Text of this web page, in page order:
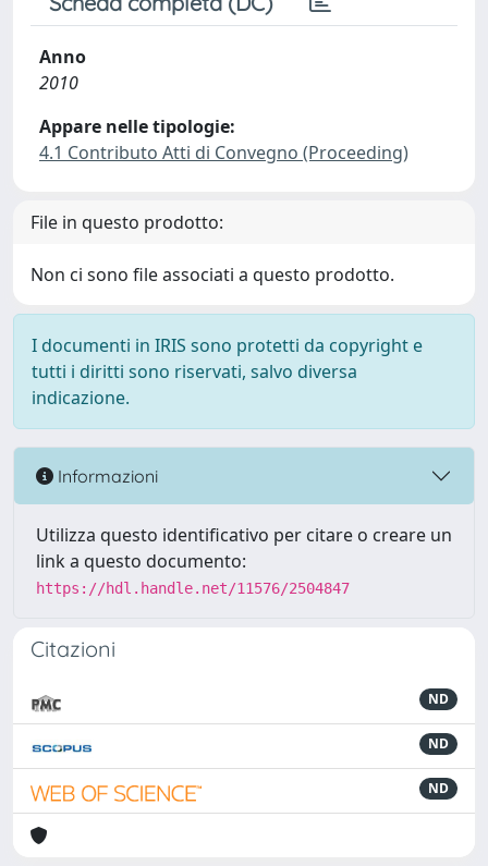
Anno
2010
Appare nelle tipologie:
4.1 Contributo Atti di Convegno (Proceeding)
File in questo prodotto:
Non ci sono file associati a questo prodotto.
I documenti in IRIS sono protetti da copyright e
tutti i diritti sono riservati, salvo diversa
indicazione.
Informazioni
Utilizza questo identificativo per citare o creare un
link a questo documento:
https://hdl.handle.net/11576/2504847
Citazioni
ND
ND
ND